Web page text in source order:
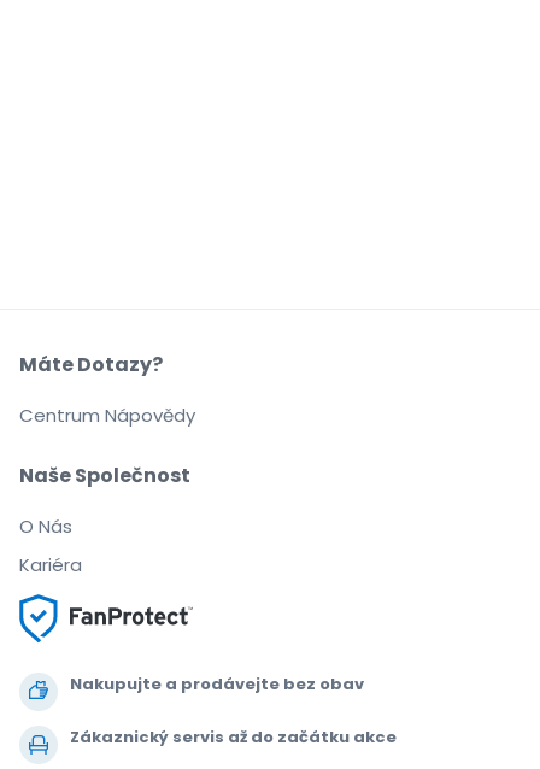
Nakupujte a prodávejte bez obav
Zákaznický servis až do začátku akce
Naše Společnost
O Nás
Kariéra
Máte Dotazy?
Centrum Nápovědy